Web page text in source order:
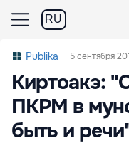
RU
Publika 5 сентября
Киртоакэ:
ПКРМ в
быть и